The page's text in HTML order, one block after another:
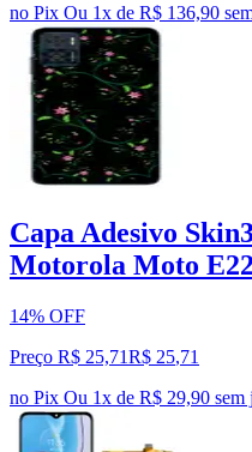
no Pix Ou 1x de R$ 136,90
Capa Adesivo
Motorola Moto
14% OFF
Preço R$ 25,71R$ 25,71
no Pix Ou 1x de R$ 29,90 sem